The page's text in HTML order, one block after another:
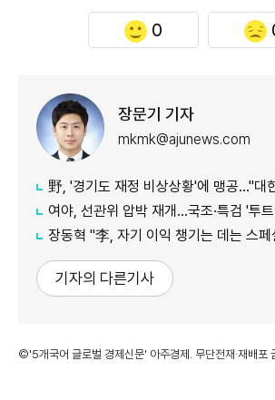
0
장문기 기자
mkmk@ajunews.com
野, '경기도 재정 비상상황'에 맹공…"대한민
여야, 선관위 압박 재개…국조·특검 '투
장동혁 "李, 자기 이익 챙기는 데는 스페
기자의 다른기사
©'5개국어 글로벌 경제신문' 아주경제. 무단전재·재배포